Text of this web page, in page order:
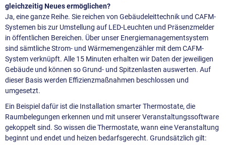
gleichzeitig Neues ermöglichen?
Ja, eine ganze Reihe. Sie reichen von Gebäudeleittechnik und CAFM-
Systemen bis zur Umstellung auf LED-Leuchten und Präsenzmelder
in öffentlichen Bereichen. Über unser Energiemanagementsystem
sind sämtliche Strom- und Wärmemengenzähler mit dem CAFM-
System verknüpft. Alle 15 Minuten erhalten wir Daten der jeweiligen
Gebäude und können so Grund- und Spitzenlasten auswerten. Auf
dieser Basis werden Effizienzmaßnahmen beschlossen und
umgesetzt.
Ein Beispiel dafür ist die Installation smarter Thermostate, die
Raumbelegungen erkennen und mit unserer Veranstaltungssoftware
gekoppelt sind. So wissen die Thermostate, wann eine Veranstaltung
beginnt und endet und heizen bedarfsgerecht. Grundsätzlich gilt: